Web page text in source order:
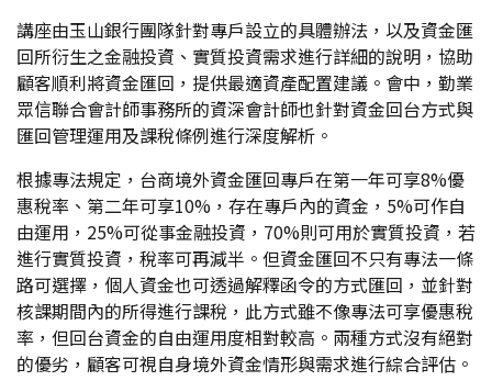
講座由玉山銀行團隊針對專戶設立的具體辦法，以及資金匯
回所衍生之金融投資、實質投資需求進行詳細的說明，協助
顧客順利將資金匯回，提供最適資產配置建議。會中，勤業
眾信聯合會計師事務所的資深會計師也針對資金回台方式與
匯回管理運用及課稅條例進行深度解析。
根據專法規定，台商境外資金匯回專戶在第一年可享8%優
惠稅率、第二年可享10%，存在專戶內的資金，5%可作自
由運用，25%可從事金融投資，70%則可用於實質投資，若
進行實質投資，稅率可再減半。但資金匯回不只有專法一條
路可選擇，個人資金也可透過解釋函令的方式匯回，並針對
核課期間內的所得進行課稅，此方式雖不像專法可享優惠稅
率，但回台資金的自由運用度相對較高。兩種方式沒有絕對
的優劣，顧客可視自身境外資金情形與需求進行綜合評估。